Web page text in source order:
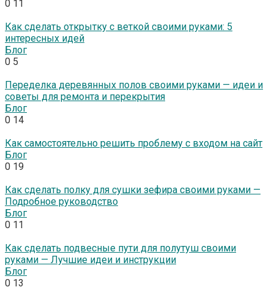
0 11
Как сделать открытку с веткой своими руками: 5
интересных идей
Блог
0 5
Переделка деревянных полов своими руками — идеи и
советы для ремонта и перекрытия
Блог
0 14
Как самостоятельно решить проблему с входом на сайт
Блог
0 19
Как сделать полку для сушки зефира своими руками —
Подробное руководство
Блог
0 11
Как сделать подвесные пути для полутуш своими
руками — Лучшие идеи и инструкции
Блог
0 13